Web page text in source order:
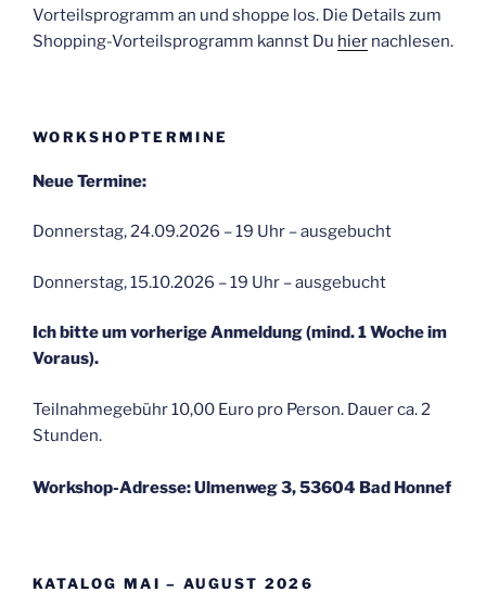
Vorteilsprogramm an und shoppe los. Die Details zum
Shopping-Vorteilsprogramm kannst Du hier nachlesen.
WORKSHOPTERMINE
Neue Termine:
Donnerstag, 24.09.2026 – 19 Uhr – ausgebucht
Donnerstag, 15.10.2026 – 19 Uhr – ausgebucht
Ich bitte um vorherige Anmeldung (mind. 1 Woche im
Voraus).
Teilnahmegebühr 10,00 Euro pro Person. Dauer ca. 2
Stunden.
Workshop-Adresse: Ulmenweg 3, 53604 Bad Honnef
KATALOG MAI – AUGUST 2026